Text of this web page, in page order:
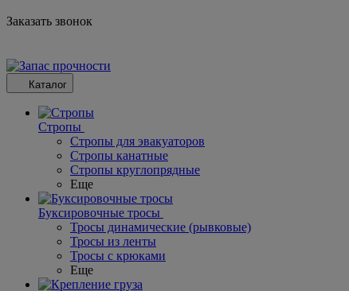
Заказать звонок
Каталог
Стропы
Стропы для эвакуаторов
Стропы канатные
Стропы круглопрядные
Еще
Буксировочные тросы
Тросы динамические (рывковые)
Тросы из ленты
Тросы с крюками
Еще